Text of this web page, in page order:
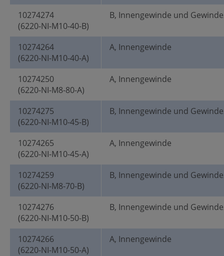
10274274
(6220-NI-M10-40-B)
B, Innengewinde und
10274264
(6220-NI-M10-40-A)
A, Innengewinde
10274250
(6220-NI-M8-80-A)
A, Innengewinde
10274275
(6220-NI-M10-45-B)
B, Innengewinde und
10274265
(6220-NI-M10-45-A)
A, Innengewinde
10274259
(6220-NI-M8-70-B)
B, Innengewinde und
10274276
(6220-NI-M10-50-B)
B, Innengewinde und
10274266
(6220-NI-M10-50-A)
A, Innengewinde